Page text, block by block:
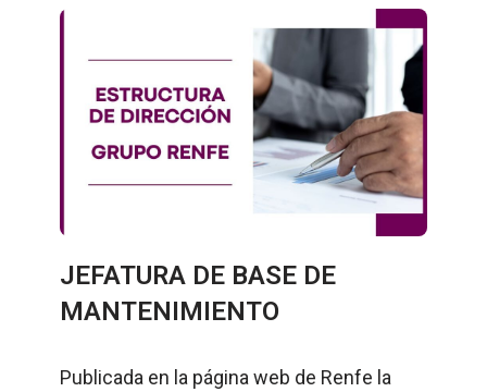
JEFATURA DE BASE DE
MANTENIMIENTO
Publicada en la página web de Renfe la